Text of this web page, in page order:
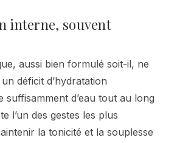
interne, souvent
aussi bien formulé soit-il, ne
déficit d’hydratation
suffisamment d’eau tout au long
l’un des gestes les plus
la tonicité et la souplesse